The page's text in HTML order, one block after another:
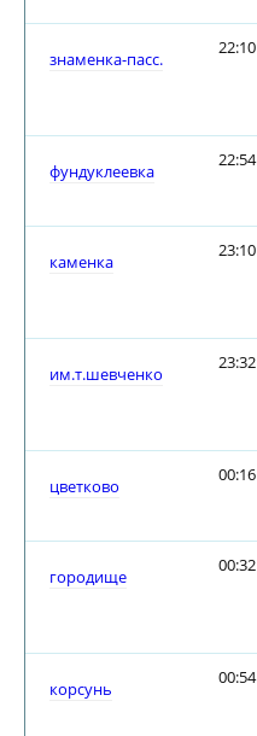
знаменка-пасс.
22:10
фундуклеевка
22:54
каменка
23:10
им.т.шевченко
23:32
цветково
00:16
городище
00:32
корсунь
00:54